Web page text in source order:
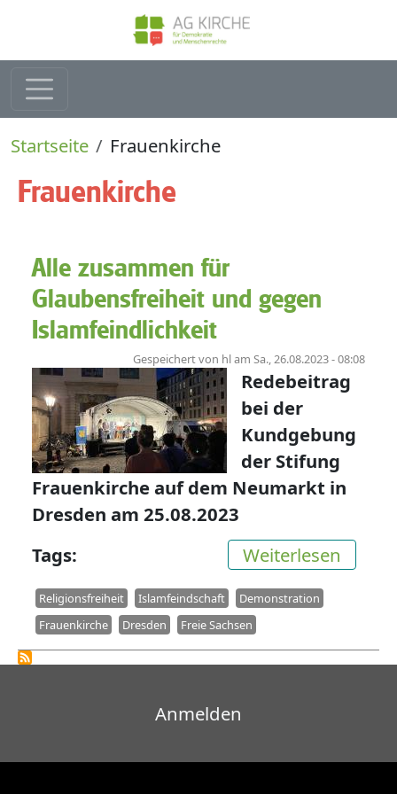
Direkt zum Inhalt
Pfadnavigation
Startseite Frauenkirche
Frauenkirche
Alle zusammen für
Glaubensfreiheit und gegen
Islamfeindlichkeit
Gespeichert von hlam Sa., 26.08.2023 - 08:08
Redebeitrag
bei der
Kundgebung
der Stifung
Frauenkirche auf dem Neumarkt in
Dresden am 25.08.2023
Weiterlesen
Tags
Religionsfreiheit Islamfeindschaft
Demonstration
Frauenkirche
Dresden Freie Sachsen
Benutzermenü
Anmelden